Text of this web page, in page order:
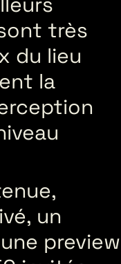
très
du lieu
la
un
preview